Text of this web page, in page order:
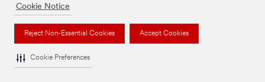
Cookie Notice
Reject Non-Essential Cookies Accept Cookies
Cookie Preferences